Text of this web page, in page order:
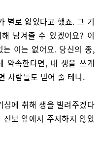
별로 없었다고 했죠. 그 기
남겨줄 수 있겠어요? 이
이는 없어요. 당신의 종,
약속한다면, 내 생을 쓰게
사람들도 믿어 줄 테니.
에 취해 생을 빌려주겠다
보 앞에서 주저하지 않았